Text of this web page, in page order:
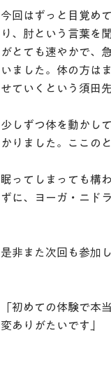
今回はずっと目覚め
り、肘という言葉を
がとても速やかで、
いました。体の方は
せていくという須田
少しずつ体を動かし
かりました。ここの
眠ってしまっても構
ずに、ヨーガ・ニド
是非また次回も参加
「初めての体験で本
変ありがたいです」